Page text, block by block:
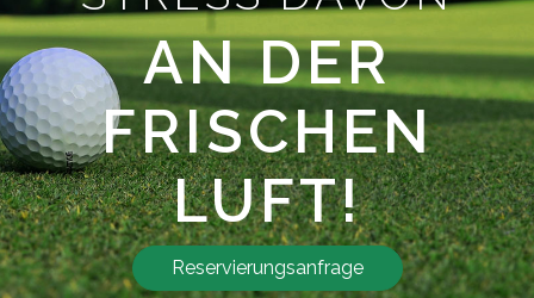
AN DER
FRISCHEN
LUFT!
Reservierungsanfrage